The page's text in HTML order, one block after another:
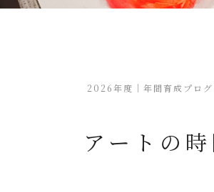
2026年度｜年間育成プログ
アートの時